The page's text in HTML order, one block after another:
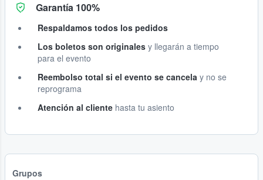
Garantía 100%
Respaldamos todos los pedidos
Los boletos son originales y llegarán a tiempo
para el evento
Reembolso total si el evento se cancela y no se
reprograma
Atención al cliente hasta tu asiento
Grupos